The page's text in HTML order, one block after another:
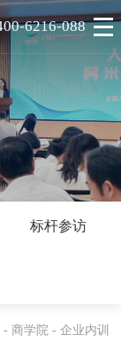
6216-088
标杆参访
- 商学院 - 企业内训